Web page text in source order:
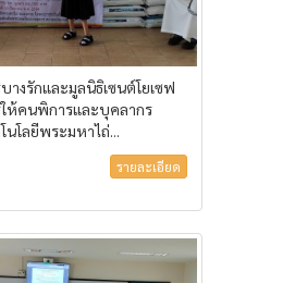
างรักและมูลนิธิเซนต์โยเซฟ
ห้คนพิการและบุคลากร
นโลยีพระมหาไถ่...
รายละเอียด